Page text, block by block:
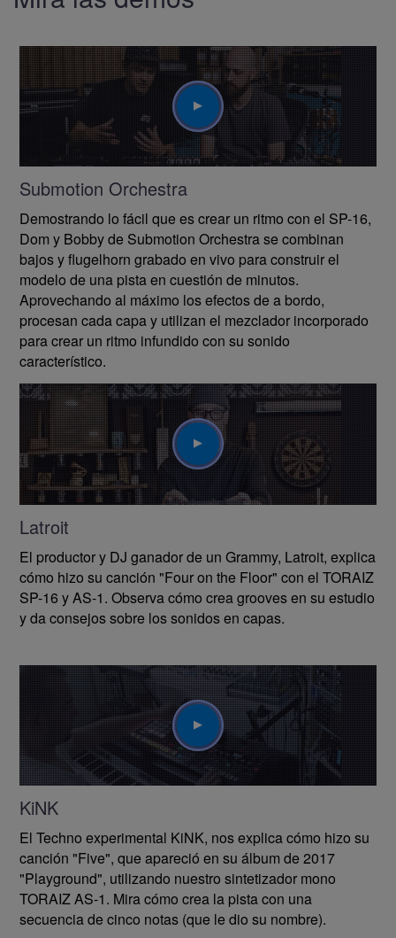
Play
Submotion Orchestra
Demostrando lo fácil que es crear un ritmo con el SP-16,
Dom y Bobby de Submotion Orchestra se combinan
bajos y flugelhorn grabado en vivo para construir el
modelo de una pista en cuestión de minutos.
Aprovechando al máximo los efectos de a bordo,
procesan cada capa y utilizan el mezclador incorporado
para crear un ritmo infundido con su sonido
característico.
Play
Latroit
El productor y DJ ganador de un Grammy, Latroit, explica
cómo hizo su canción "Four on the Floor" con el TORAIZ
SP-16 y AS-1. Observa cómo crea grooves en su estudio
y da consejos sobre los sonidos en capas.
Play
KiNK
El Techno experimental KiNK, nos explica cómo hizo su
canción "Five", que apareció en su álbum de 2017
"Playground", utilizando nuestro sintetizador mono
TORAIZ AS-1. Mira cómo crea la pista con una
secuencia de cinco notas (que le dio su nombre).